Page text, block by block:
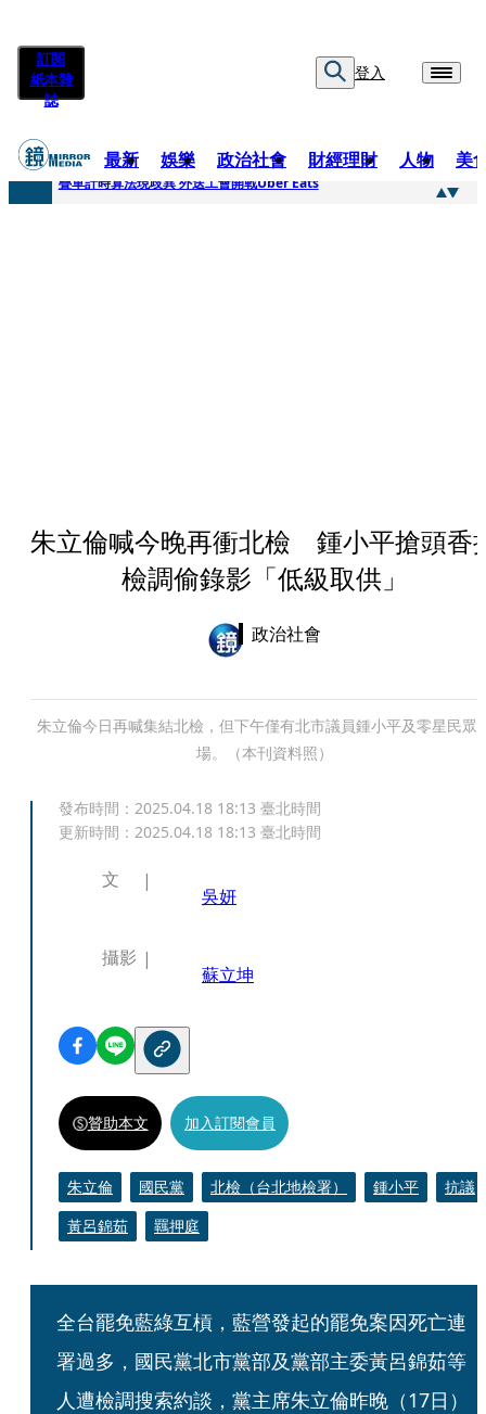
訂閱
紙本雜
誌
登入
最新 娛樂 政治社會 財經理財 人物 美
快訊
疊單計時算法現歧異 外送工會開戰Uber Eats
朱立倫喊今晚再衝北檢 鍾小平搶頭香
檢調偷錄影「低級取供」
政治社會
朱立倫今日再喊集結北檢，但下午僅有北市議員鍾小平及零星民眾
場。（本刊資料照）
發布時間： 2025.04.18 18:13 臺北時間
更新時間： 2025.04.18 18:13 臺北時間
文
吳妍
攝影
蘇立坤
贊助本文 加入訂閱會員
朱立倫 國民黨 北檢（台北地檢署） 鍾小平
抗議
黃呂錦茹
羈押庭
全台罷免藍綠互槓，藍營發起的罷免案因死亡連
署過多，國民黨北市黨部及黨部主委黃呂錦茹等
人遭檢調搜索約談，黨主席朱立倫昨晚（17日）